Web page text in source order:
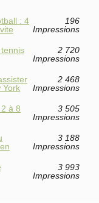
: 4
196
Impressions
2 720
Impressions
York
2 468
Impressions
à 8
3 505
Impressions
3 188
Impressions
3 993
Impressions